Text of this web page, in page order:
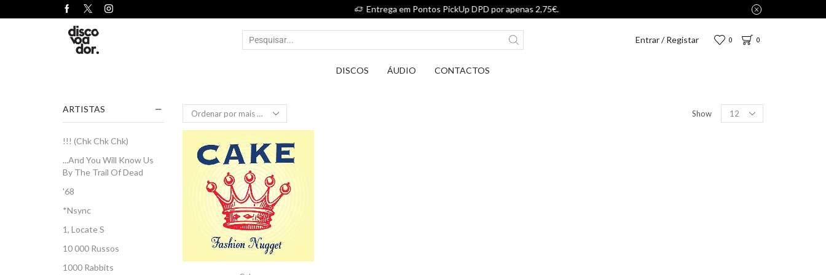
Entrega em Pontos PickUp DPD por apenas 2,75€.
Entrar / Registar 0 0
DISCOS ÁUDIO CONTACTOS
Show
ARTISTAS
!!! (Chk Chk Chk)
...And You Will Know Us
By The Trail Of Dead
'68
*Nsync
1, Locate S
10 000 Russos
1000 Rabbits